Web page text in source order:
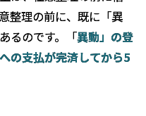
整理の前に、既に「異
るのです。「異動」の登
の支払が完済してから5